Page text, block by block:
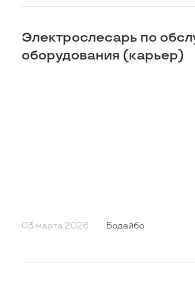
Электрослесарь по
оборудования (карьер)
03 марта 2026 Бодайбо